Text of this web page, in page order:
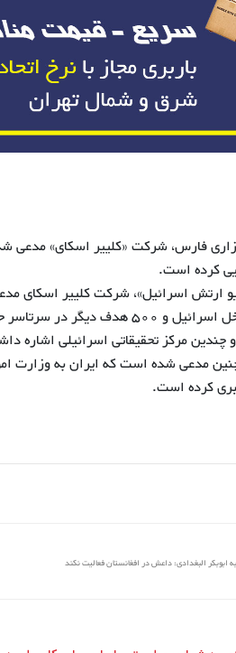
فارس، شرکت «کلییر اسکای» مدعی
کرده است.
ارتش اسرائیل»، شرکت کلییر اسکای
40 هدف در داخل اسرائیل و
چندین مرکز تحقیقاتی اسرائیلی اشاره
مدعی شده است که ایران به وزارت
کرده است.
ابوبکر البغدادی: داعش در افغانستان فعالیت نکند